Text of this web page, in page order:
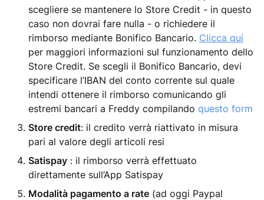
scegliere se mantenere lo Store Credit - in questo
caso non dovrai fare nulla - o richiedere il
rimborso mediante Bonifico Bancario. Clicca qui
per maggiori informazioni sul funzionamento dello
Store Credit. Se scegli il Bonifico Bancario, devi
specificare l’IBAN del conto corrente sul quale
intendi ottenere il rimborso comunicando gli
estremi bancari a Freddy compilando questo form
Store credit: il credito verrà riattivato in misura
pari al valore degli articoli resi
Satispay : il rimborso verrà effettuato
direttamente sull’App Satispay
Modalità pagamento a rate (ad oggi Paypal